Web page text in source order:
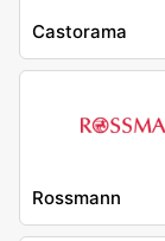
Castorama
Rossmann